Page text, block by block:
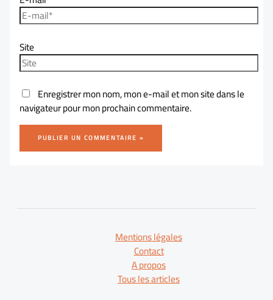
Site
Enregistrer mon nom, mon e-mail et mon site dans le
navigateur pour mon prochain commentaire.
Mentions légales
Contact
A propos
Tous les articles